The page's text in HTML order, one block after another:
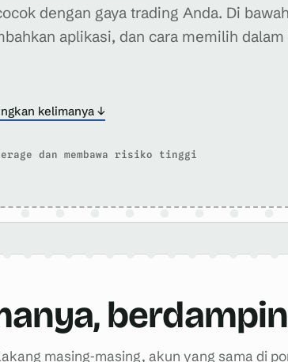
dengan gaya trading Anda. Di
aplikasi, dan cara memilih
kelimanya ↓
dan membawa risiko tinggi
masing‑masing, akun yang sama di